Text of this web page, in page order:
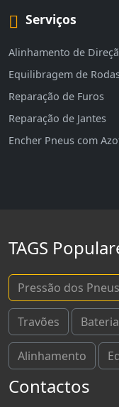
Serviços
Alinhamento de
Equilibragem de
Reparação de Furos
Reparação de Jantes
Encher Pneus com
TAGS
Pressão dos Pneus
Travões
Alinhamento
Contactos